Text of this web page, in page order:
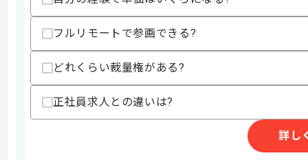
エージェントからのコ
メント
複数案件を保有している企業ですので、
ご経験と実績に応じてスライド案件の
フルリモートで参画できる?
どれくらい裁量権がある?
正社員求人との違いは?
詳し